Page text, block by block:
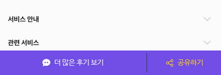
더 많은 후기 보기 공유하기
서비스 안내
관련 서비스